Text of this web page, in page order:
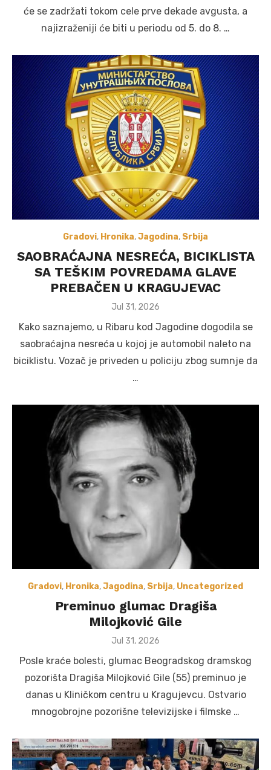
će se zadržati tokom cele prve dekade avgusta, a
najizraženiji će biti u periodu od 5. do 8. …
Gradovi, Hronika,Jagodina, Srbija
SAOBRAĆAJNA NESREĆA, BICIKLISTA
SA TEŠKIM POVREDAMA GLAVE
PREBAČEN U KRAGUJEVAC
Posted
Jul 31, 2026
Kako saznajemo, u Ribaru kod Jagodine dogodila se
saobraćajna nesreća u kojoj je automobil naleto na
biciklistu. Vozač je priveden u policiju zbog sumnje da
…
Gradovi, Hronika,Jagodina, Srbija, Uncategorized
Preminuo glumac Dragiša
Milojković Gile
Posted
Jul 31, 2026
Posle kraće bolesti, glumac Beogradskog dramskog
pozorišta Dragiša Milojković Gile (55) preminuo je
danas u Kliničkom centru u Kragujevcu. Ostvario
mnogobrojne pozorišne televizijske i filmske …